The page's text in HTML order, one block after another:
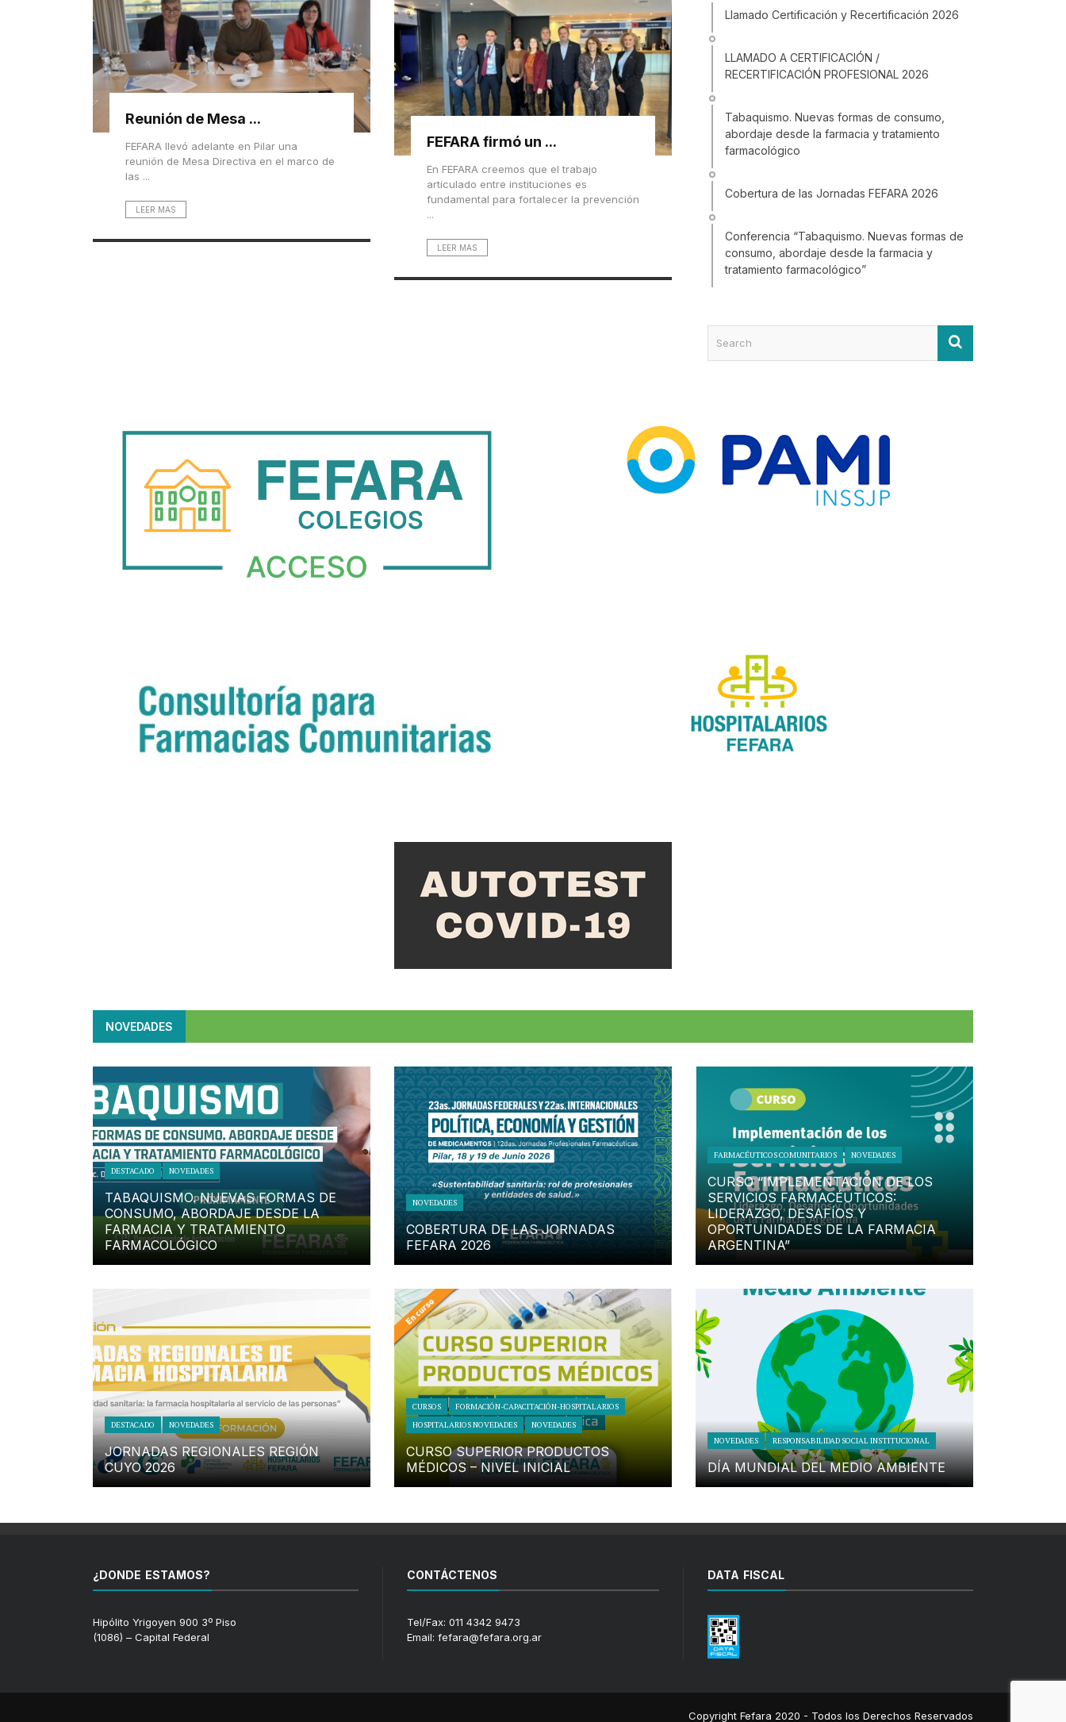
Reunión de Mesa ...
FEFARA llevó adelante en Pilar una
reunión de Mesa Directiva en el marco de
las ...
LEER MAS
FEFARA firmó un ...
En FEFARA creemos que el trabajo
articulado entre instituciones es
fundamental para fortalecer la prevención
...
LEER MAS
Llamado Certificación y Recertificación 2026
LLAMADO A CERTIFICACIÓN /
RECERTIFICACIÓN PROFESIONAL 2026
Tabaquismo. Nuevas formas de consumo,
abordaje desde la farmacia y tratamiento
farmacológico
Cobertura de las Jornadas FEFARA 2026
Conferencia “Tabaquismo. Nuevas formas de
consumo, abordaje desde la farmacia y
tratamiento farmacológico”
NOVEDADES
DESTACADO NOVEDADES
TABAQUISMO. NUEVAS FORMAS DE
CONSUMO, ABORDAJE DESDE LA
FARMACIA Y TRATAMIENTO
FARMACOLÓGICO
NOVEDADES
COBERTURA DE LAS JORNADAS
FEFARA 2026
FARMACÉUTICOS COMUNITARIOS NOVEDADES
CURSO “IMPLEMENTACIÓN DE LOS
SERVICIOS FARMACÉUTICOS:
LIDERAZGO, DESAFÍOS Y
OPORTUNIDADES DE LA FARMACIA
ARGENTINA”
DESTACADO NOVEDADES
JORNADAS REGIONALES REGIÓN
CUYO 2026
CURSOS
FORMACIÓN-CAPACITACIÓN-HOSPITALARIOS
HOSPITALARIOS NOVEDADES
NOVEDADES
CURSO SUPERIOR PRODUCTOS
MÉDICOS – NIVEL INICIAL
NOVEDADES RESPONSABILIDAD SOCIAL INSTITUCIONAL
DÍA MUNDIAL DEL MEDIO AMBIENTE
¿DONDE ESTAMOS?
Hipólito Yrigoyen 900 3º Piso
(1086) – Capital Federal
CONTÁCTENOS
Tel/Fax: 011 4342 9473
Email: fefara@fefara.org.ar
DATA FISCAL
Copyright Fefara 2020 - Todos los Derechos Reservados